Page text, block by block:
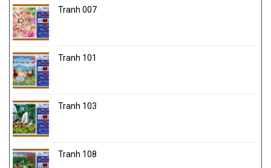
Tranh 007
Tranh 101
Tranh 103
Tranh 108